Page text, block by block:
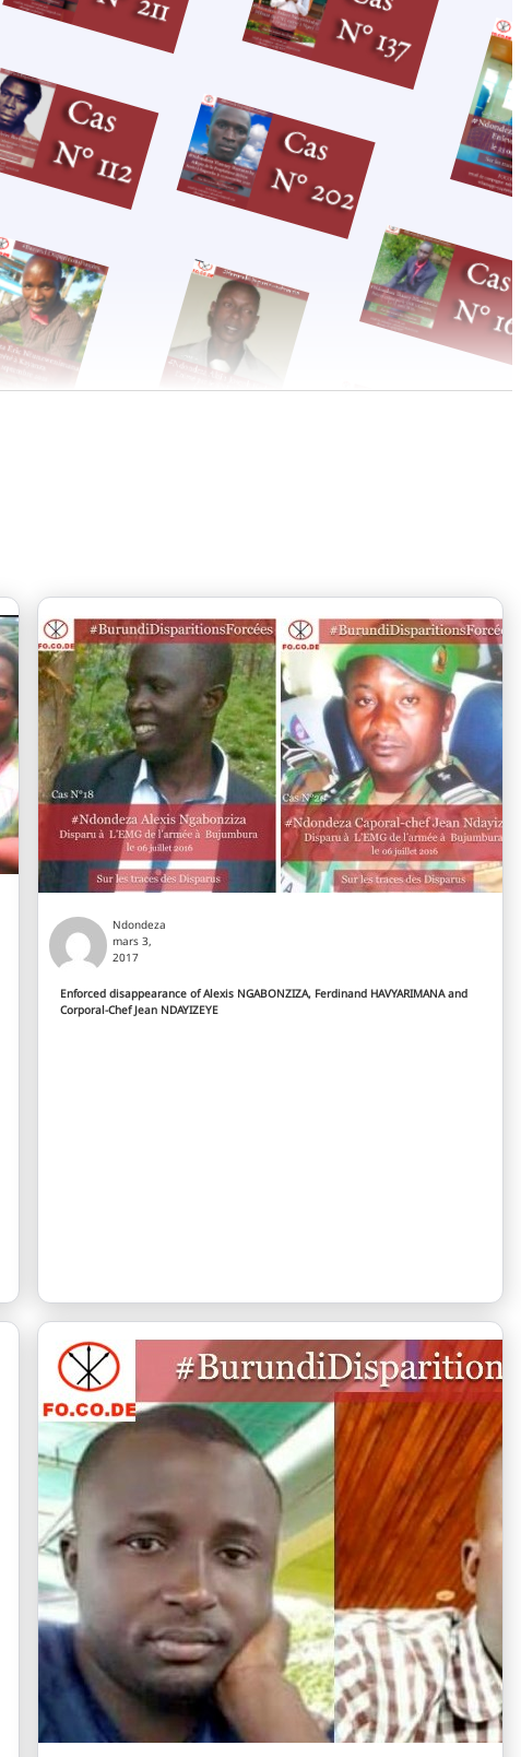
Ndondeza
mars 3,
2017
Enforced disappearance of Alexis NGABONZIZA, Ferdinand HAVYARIMANA and
Corporal-Chef Jean NDAYIZEYE